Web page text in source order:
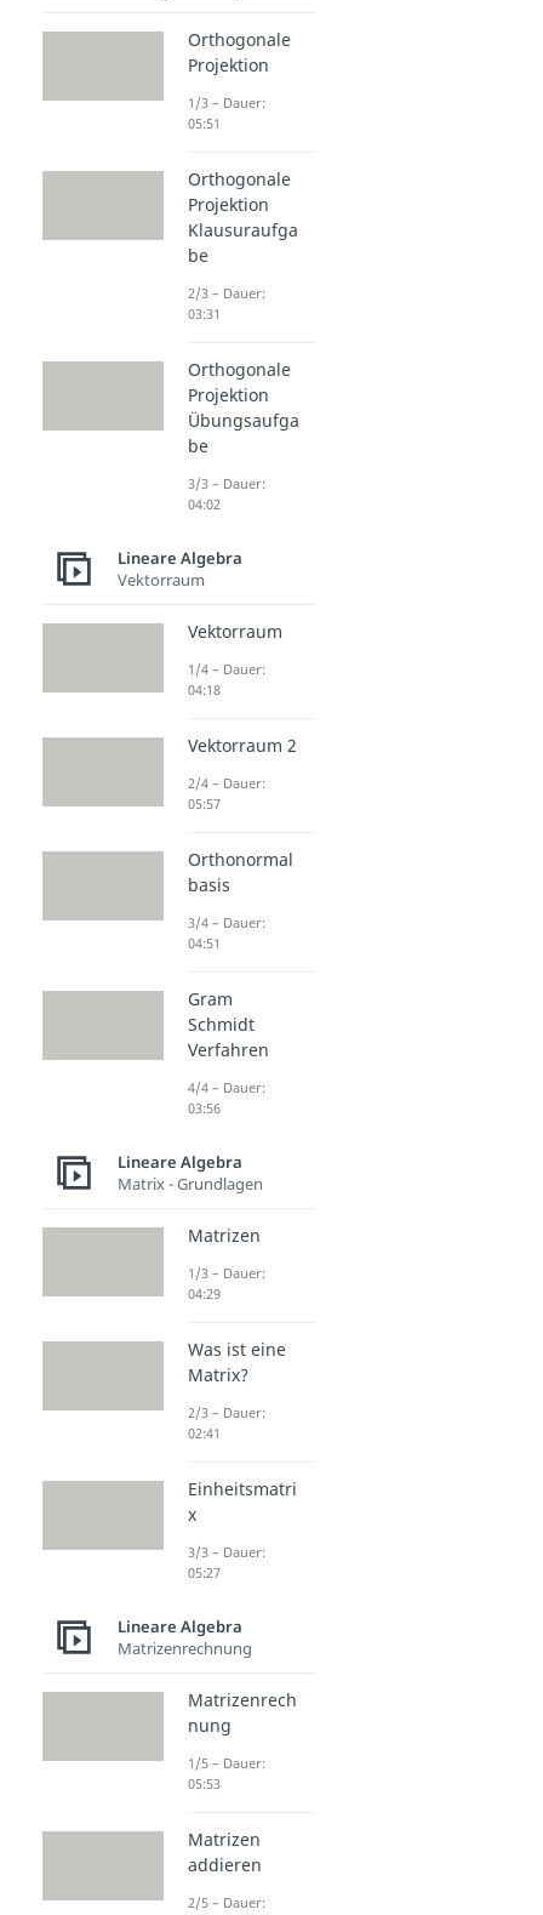
Orthogonale
Projektion
1/3 – Dauer:
05:51
Orthogonale
Projektion
Klausuraufga
be
2/3 – Dauer:
03:31
Orthogonale
Projektion
Übungsaufga
be
3/3 – Dauer:
04:02
Lineare Algebra
Vektorraum
Vektorraum
1/4 – Dauer:
04:18
Vektorraum 2
2/4 – Dauer:
05:57
Orthonormal
basis
3/4 – Dauer:
04:51
Gram
Schmidt
Verfahren
4/4 – Dauer:
03:56
Lineare Algebra
Matrix - Grundlagen
Matrizen
1/3 – Dauer:
04:29
Was ist eine
Matrix?
2/3 – Dauer:
02:41
Einheitsmatri
x
3/3 – Dauer:
05:27
Lineare Algebra
Matrizenrechnung
Matrizenrech
nung
1/5 – Dauer:
05:53
Matrizen
addieren
2/5 – Dauer: